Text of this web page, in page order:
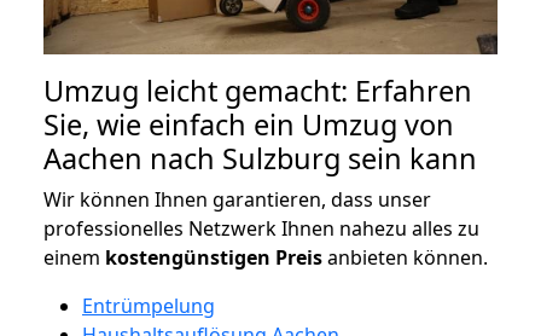
Umzug leicht gemacht: Erfahren
Sie, wie einfach ein Umzug von
Aachen nach Sulzburg sein kann
Wir können Ihnen garantieren, dass unser
professionelles Netzwerk Ihnen nahezu alles zu
einem kostengünstigen Preisanbieten können.
Entrümpelung